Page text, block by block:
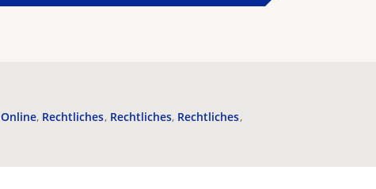
Online Rechtliches Rechtliches Rechtliches